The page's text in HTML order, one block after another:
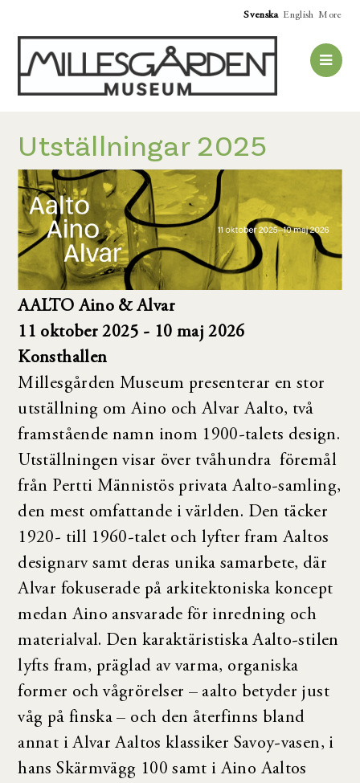
Svenska English More
Utställningar 2025
AALTO Aino & Alvar
11 oktober 2025 - 10 maj 2026
Konsthallen
Millesgården Museum presenterar en stor
utställning om Aino och Alvar Aalto, två
framstående namn inom 1900-talets design.
Utställningen visar över tvåhundra föremål
från Pertti Männistös privata Aalto-samling,
den mest omfattande i världen. Den täcker
1920- till 1960-talet och lyfter fram Aaltos
designarv samt deras unika samarbete, där
Alvar fokuserade på arkitektoniska koncept
medan Aino ansvarade för inredning och
materialval. Den karaktäristiska Aalto-stilen
lyfts fram, präglad av varma, organiska
former och vågrörelser – aalto betyder just
våg på finska – och den återfinns bland
annat i Alvar Aaltos klassiker Savoy-vasen, i
hans Skärmvägg 100 samt i Aino Aaltos